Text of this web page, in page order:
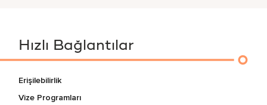
Hızlı Bağlantılar
Erişilebilirlik
Vize Programları